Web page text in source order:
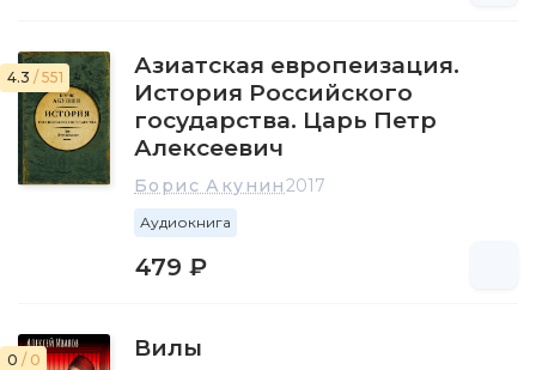
4.3 / 551
Азиатская европеизация.
История Российского
государства. Царь Петр
Алексеевич
Борис Акунин2017
Аудиокнига
479 ₽
0 / 0 Вилы